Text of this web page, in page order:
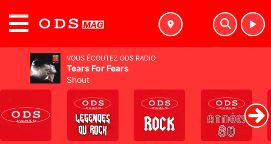
VOUS ÉCOUTEZ ODS RADIO
Tears For Fears
Shout